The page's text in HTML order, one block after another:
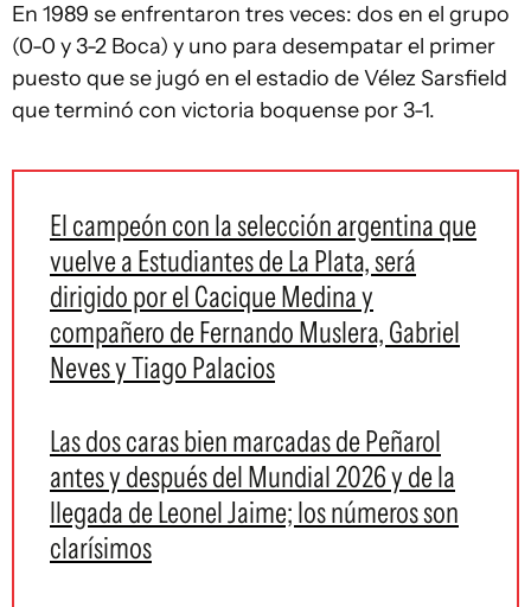
En 1989 se enfrentaron tres veces: dos en el grupo
(0-0 y 3-2 Boca) y uno para desempatar el primer
puesto que se jugó en el estadio de Vélez Sarsfield
que terminó con victoria boquense por 3-1.
El campeón con la selección argentina que
vuelve a Estudiantes de La Plata, será
dirigido por el Cacique Medina y
compañero de Fernando Muslera, Gabriel
Neves y Tiago Palacios
Las dos caras bien marcadas de Peñarol
antes y después del Mundial 2026 y de la
llegada de Leonel Jaime; los números son
clarísimos